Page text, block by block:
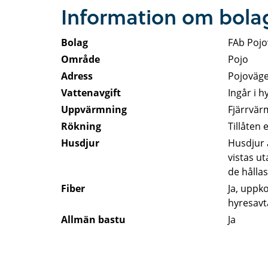
Information om
Bolag
FAb
Område
Pojo
Adress
Vattenavgift
Ingår i
Uppvärmning
Rökning
Tillåten
Husdjur
Husdjur
vistas
de
Fiber
Ja,
Allmän bastu
Ja